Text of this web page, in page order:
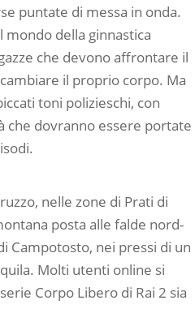
puntate di messa in onda.
mondo della ginnastica
che devono affrontare il
il proprio corpo. Ma
toni polizieschi, con
che dovranno essere portate
nelle zone di Prati di
posta alle falde nord-
Campotosto, nei pressi di un
Molti utenti online si
Corpo Libero di Rai 2 sia